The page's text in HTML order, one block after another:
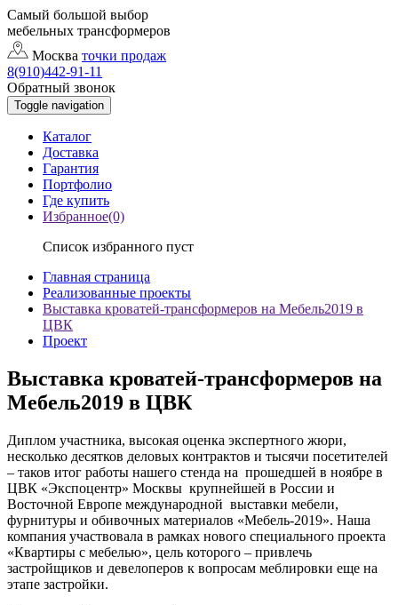
Самый большой выбор
мебельных трансформеров
Москва точки продаж
8(910)442-91-11
Обратный звонок
Toggle navigation
Каталог
Доставка
Гарантия
Портфолио
Где купить
Избранное(0)
Список избранного пуст
Главная страница
Реализованные проекты
Выставка кроватей-трансформеров на Мебель2019 в
ЦВК
Проект
Выставка кроватей-трансформеров на
Мебель2019 в ЦВК
Диплом участника, высокая оценка экспертного жюри,
несколько десятков деловых контрактов и тысячи посетителей
– таков итог работы нашего стенда на прошедшей в ноябре в
ЦВК «Экспоцентр» Москвы крупнейшей в России и
Восточной Европе международной выставки мебели,
фурнитуры и обивочных материалов «Мебель-2019». Наша
компания участвовала в рамках нового специального проекта
«Квартиры с мебелью», цель которого – привлечь
застройщиков и девелоперов к вопросам меблировки еще на
этапе застройки.